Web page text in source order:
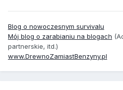
Blog o nowoczesnym survivalu
Mój blog o zarabianiu na blogach
partnerskie, itd.)
www.DrewnoZamiastBenzyny.pl